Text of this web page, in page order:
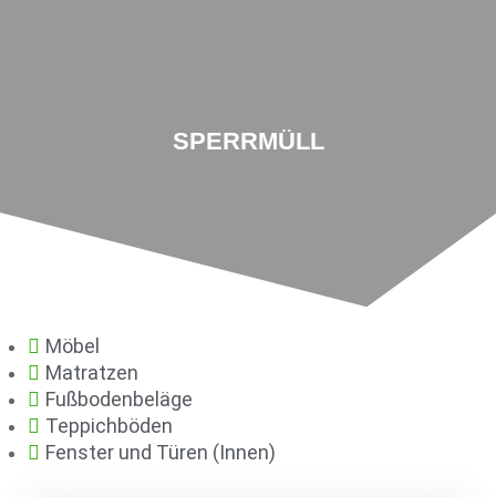
SPERRMÜLL
Möbel
Matratzen
Fußbodenbeläge
Teppichböden
Fenster und Türen (Innen)